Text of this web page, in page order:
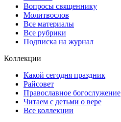
Вопросы священнику
Молитвослов
Все материалы
Все рубрики
Подписка на журнал
Коллекции
Какой сегодня праздник
Райсовет
Православное богослужение
Читаем с детьми о вере
Все коллекции